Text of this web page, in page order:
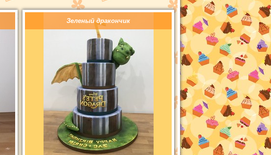
Зеленый дракончик